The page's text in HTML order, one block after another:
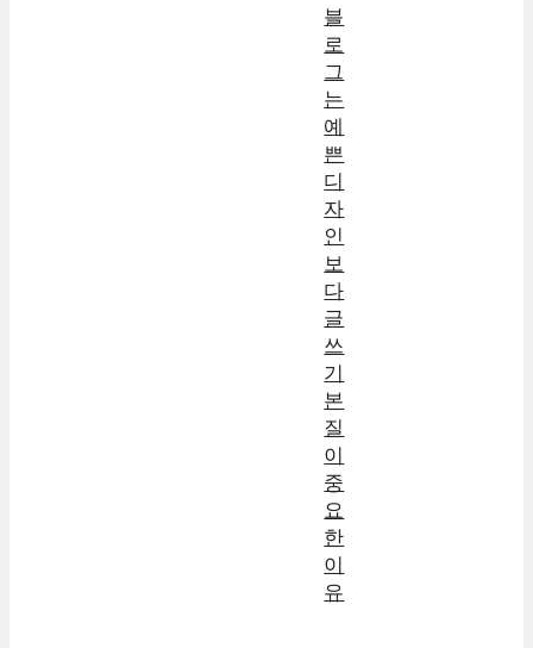
블
로
그
는
예
쁜
디
자
인
보
다
글
쓰
기
본
질
이
중
요
한
이
유